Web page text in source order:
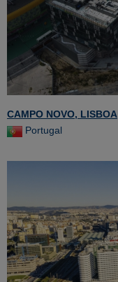
CAMPO NOVO, LISBOA
Portugal